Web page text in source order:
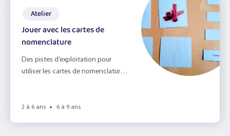
Atelier
Jouer avec les cartes de
nomenclature
Des pistes d’exploitation pour
utiliser les cartes de nomenclature
2 à 6 ans 6 à 9 ans